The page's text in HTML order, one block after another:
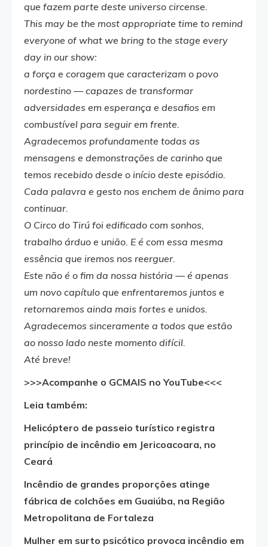
que fazem parte deste universo circense.
This may be the most appropriate time to remind
everyone of what we bring to the stage every
day in our show:
a força e coragem que caracterizam o povo
nordestino — capazes de transformar
adversidades em esperança e desafios em
combustível para seguir em frente.
Agradecemos profundamente todas as
mensagens e demonstrações de carinho que
temos recebido desde o início deste episódio.
Cada palavra e gesto nos enchem de ânimo para
continuar.
O Circo do Tirú foi edificado com sonhos,
trabalho árduo e união. E é com essa mesma
essência que iremos nos reerguer.
Este não é o fim da nossa história — é apenas
um novo capítulo que enfrentaremos juntos e
retornaremos ainda mais fortes e unidos.
Agradecemos sinceramente a todos que estão
ao nosso lado neste momento difícil.
Até breve!
>>>Acompanhe o GCMAIS no YouTube<<<
Leia também:
Helicóptero de passeio turístico registra
princípio de incêndio em Jericoacoara, no
Ceará
Incêndio de grandes proporções atinge
fábrica de colchões em Guaiúba, na Região
Metropolitana de Fortaleza
Mulher em surto psicótico provoca incêndio em